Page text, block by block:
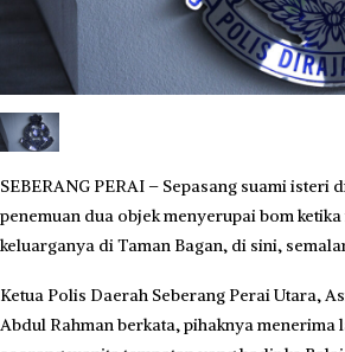
SEBERANG PERAI – Sepasang suami isteri
penemuan dua objek menyerupai bom
keluarganya di Taman Bagan, di sini,
Ketua Polis Daerah Seberang Perai Utara,
Abdul Rahman berkata, pihaknya